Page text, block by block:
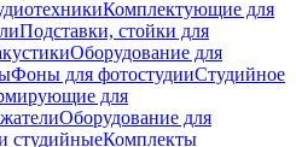
Комплектующие для
Подставки, стойки для
Оборудование для
Фоны для фотостудииСтудийное
для
Оборудование для
студийныеКомплекты